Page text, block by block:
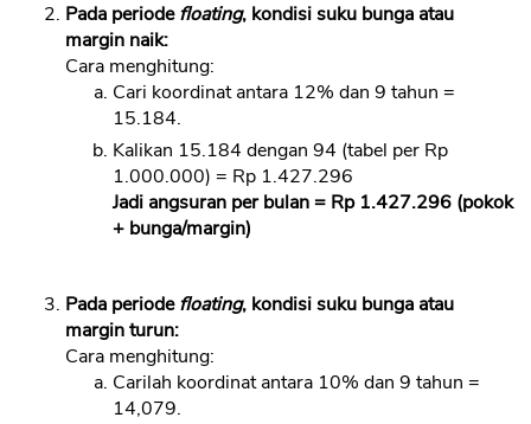
Pada periodefloating, kondisi suku bunga atau
margin naik:
Cara menghitung:
Cari koordinat antara 12% dan 9 tahun =
15.184.
Kalikan 15.184 dengan 94 (tabel per Rp
1.000.000) = Rp 1.427.296
Jadi angsuran per bulan = Rp 1.427.296 (pokok
+ bunga/margin)
Pada periodefloating, kondisi suku bunga atau
margin turun:
Cara menghitung:
Carilah koordinat antara 10% dan 9 tahun =
14,079.